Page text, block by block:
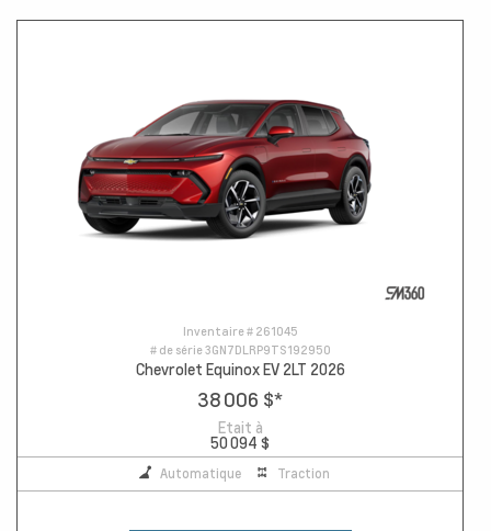
Inventaire # 261045
# de série3GN7DLRP9TS192950
Chevrolet Equinox EV 2LT 2026
38 006 $*
Etait à
50 094 $
Automatique Traction